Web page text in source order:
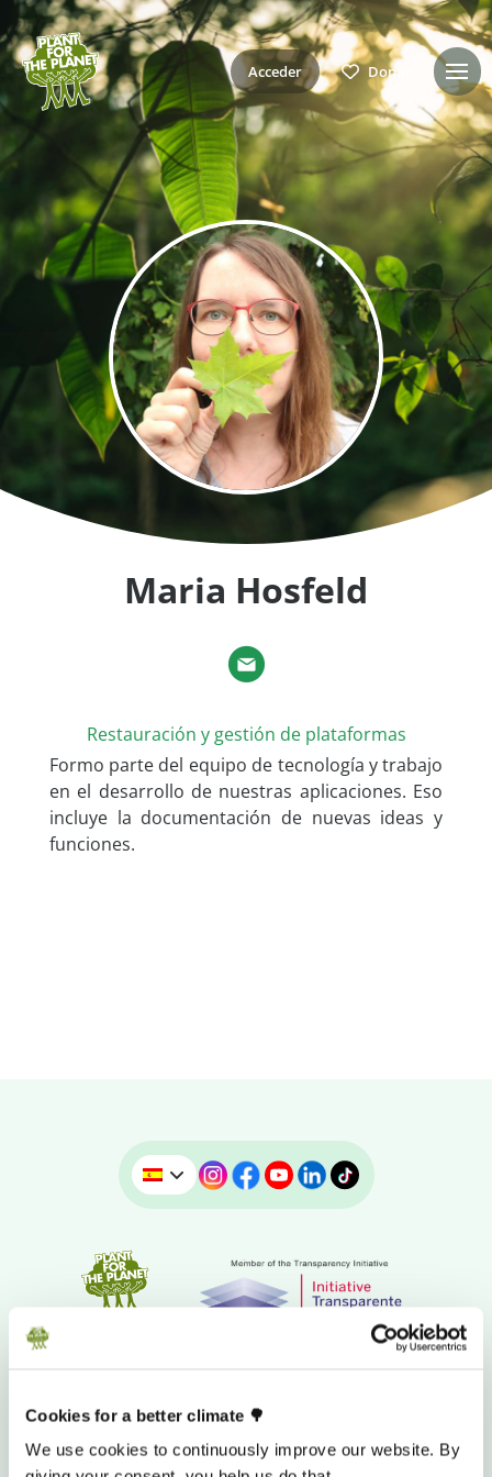
Cookies for a better climate 🌳
We use cookies to continuously improve our website. By
Acceder Donar
Maria Hosfeld
Restauración y gestión de plataformas
Formo parte del equipo de tecnología y trabajo
en el desarrollo de nuestras aplicaciones. Eso
incluye la documentación de nuevas ideas y
funciones.